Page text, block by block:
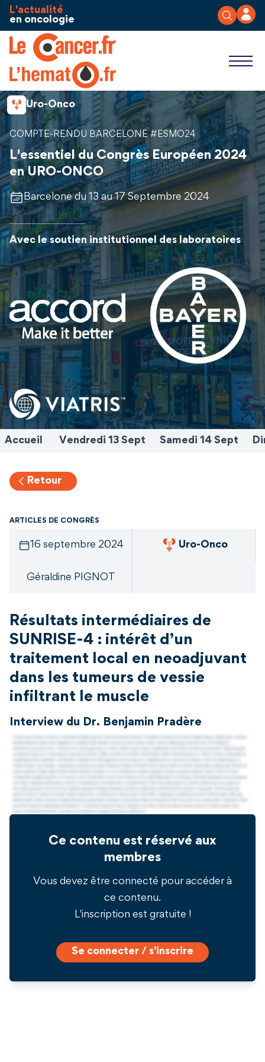
Aller au contenu
L'actualité
en oncologie
Uro-Onco
COMPTE-RENDU BARCELONE #ESMO24
L'essentiel du Congrès Européen 2024
en URO-ONCO
Barcelone du 13 au 17 Septembre 2024
Avec le soutien institutionnel des laboratoires
Accueil Vendredi 13 Sept Samedi 14 Sept
Retour
ARTICLES DE CONGRÈS
16 septembre 2024 Uro-Onco
Géraldine PIGNOT
Résultats intermédiaires de
SUNRISE-4 : intérêt d’un
traitement local en neoadjuvant
dans les tumeurs de vessie
infiltrant le muscle
Interview du Dr. Benjamin Pradère
Ce contenu est réservé aux
membres
Vous devez être connecté pour accéder à
ce contenu.
L'inscription est gratuite !
Se connecter / s'inscrire
Panneau de gestion des cookies